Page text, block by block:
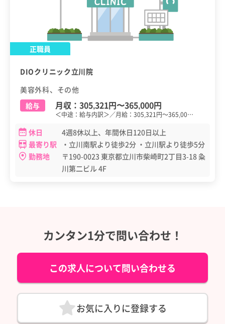
正職員
DIOクリニック立川院
美容外科、その他
給与
月収： 305,321円〜365,000円
＜中途：給与内訳＞／月給：305,321円～365,00…
休日
4週8休以上、年間休日120日以上
最寄り駅
・立川南駅より徒歩2分 ・立川駅より徒歩5分
勤務地
〒190-0023 東京都立川市柴崎町2丁目3-18 粂
川第二ビル 4F
カンタン1分で問い合わせ！
この求人について問い合わせる
お気に入りに登録する